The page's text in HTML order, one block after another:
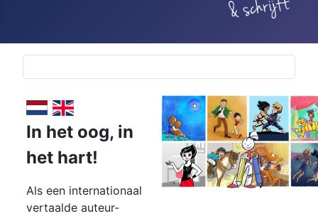
Selecteer de taal
In het oog, in
het hart!
Als een internationaal
vertaalde auteur-